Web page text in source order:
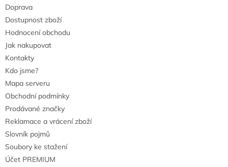
Doprava
Dostupnost zboží
Hodnocení obchodu
Jak nakupovat
Kontakty
Kdo jsme?
Mapa serveru
Obchodní podmínky
Prodávané značky
Reklamace a vrácení zboží
Slovník pojmů
Soubory ke stažení
Účet PREMIUM